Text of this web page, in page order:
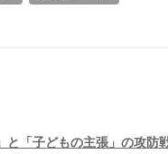
と「子どもの主張」の攻防